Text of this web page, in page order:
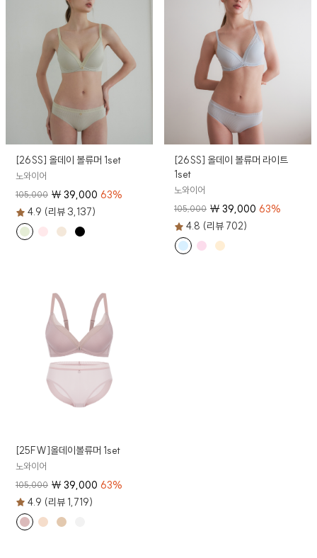
[26SS] 올데이 볼류머 1set
노와이어
105,000 ₩39,000 63%
4.9 (리뷰 3,137)
[26SS] 올데이 볼류머 라이트
1set
노와이어
105,000 ₩39,000 63%
4.8 (리뷰 702)
[25FW]올데이볼류머 1set
노와이어
105,000 ₩39,000 63%
4.9 (리뷰 1,719)